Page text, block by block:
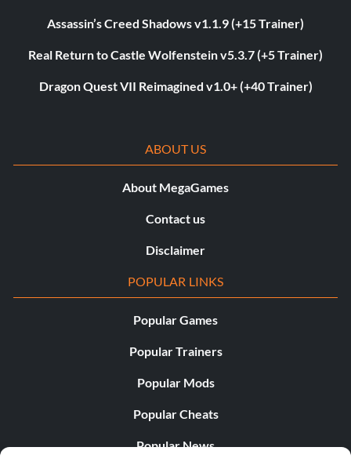
Assassin’s Creed Shadows v1.1.9 (+15 Trainer)
Real Return to Castle Wolfenstein v5.3.7 (+5 Trainer)
Dragon Quest VII Reimagined v1.0+ (+40 Trainer)
ABOUT US
About MegaGames
Contact us
Disclaimer
POPULAR LINKS
Popular Games
Popular Trainers
Popular Mods
Popular Cheats
Popular News